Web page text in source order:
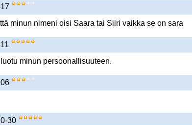
minun nimeni oisi Saara tai Siiri vaikka se on sara
minun persoonallisuuteen.
30